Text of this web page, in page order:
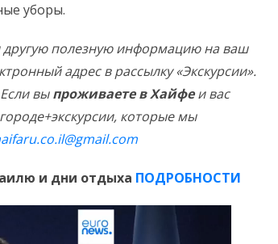
уборы.
другую полезную информацию на ваш
адрес в рассылку «Экскурсии».
Если выпроживаете в Хайфеи вас
которые мы
и дни отдыха ПОДРОБНОСТИ